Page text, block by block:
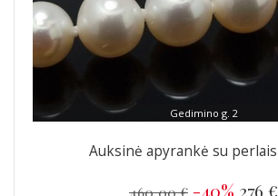
Gedimino g. 2
Auksinė apyrankė su perlais
460,00 € -40% 276 €